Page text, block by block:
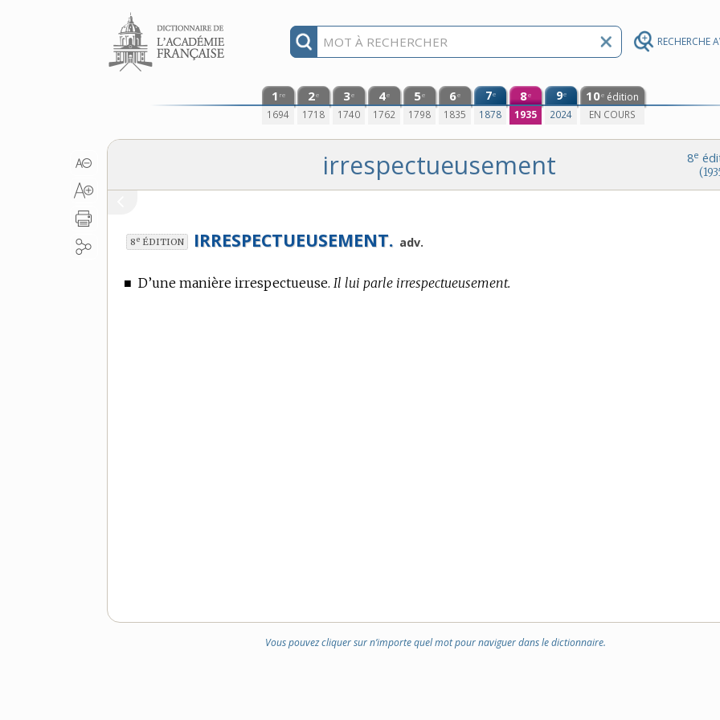
RECHERCHE
Aller au contenu
1 re
1694
2e
1718
3e
1740
4e
1762
5e
1798
6e
1835
7e
1878
8e
1935
9e
2024
10e édition
EN COURS
8e
irrespectueusement
8e ÉDITION IRRESPECTUEUSEMENT. adv.
■ D’une manière irrespectueuse. Il lui parle irrespectueusement.
Vous pouvez cliquer sur n’importe quel mot pour naviguer dans le dictionnaire.